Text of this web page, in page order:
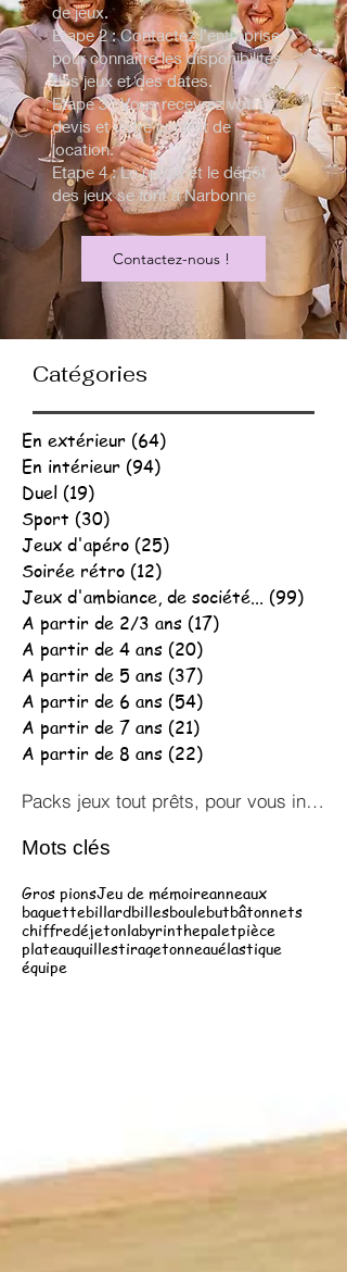
de jeux.
Etape 2 : Contactez l’entreprise
pour connaître les disponibilités
des jeux et des dates.
Etape 3 : Vous recevrez votre
devis et votre contrat de
location.
Etape 4 : Le retrait et le dépôt
des jeux se font à Narbonne
Contactez-nous !
Catégories
En extérieur (64)
En intérieur (94)
Duel (19)
Sport (30)
Jeux d'apéro (25)
Soirée rétro (12)
Jeux d'ambiance, de société... (99)
A partir de 2/3 ans (17)
A partir de 4 ans (20)
A partir de 5 ans (37)
A partir de 6 ans (54)
A partir de 7 ans (21)
A partir de 8 ans (22)
Packs jeux tout prêts, pour vous inspirer !
Mots clés
Gros pionsJeu de mémoireanneaux
baguettebillardbillesboulebutbâtonnets
chiffredéjetonlabyrinthepaletpièce
plateauquillestiragetonneauélastique
équipe